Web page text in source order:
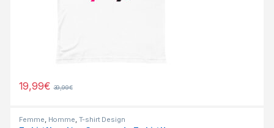
19,99€ 39,99€
Femme Homme T-shirt Design